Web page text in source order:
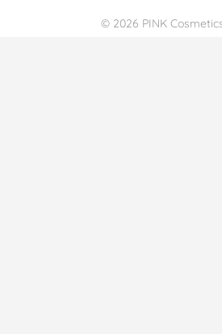
© 2026 PINK